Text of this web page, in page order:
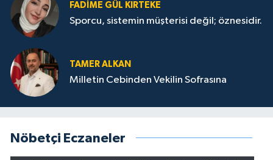
FADIME GÜL KIRTEKE
Sporcu, sistemin müşterisi değil; öznesidir.
TAMER ALKAN
Milletin Cebinden Vekilin Sofrasına
Nöbetçi Eczaneler